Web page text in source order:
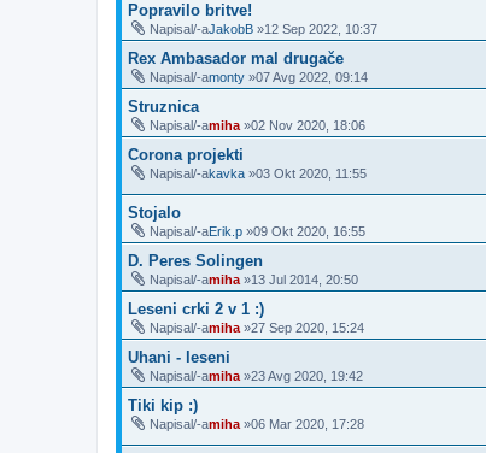
Popravilo britve!
Napisal/-aJakobB »12 Sep 2022, 10:37
Rex Ambasador mal drugače
Napisal/-amonty »07 Avg 2022, 09:14
Struznica
Napisal/-amiha »02 Nov 2020, 18:06
Corona projekti
Napisal/-akavka »03 Okt 2020, 11:55
Stojalo
Napisal/-aErik.p »09 Okt 2020, 16:55
D. Peres Solingen
Napisal/-amiha »13 Jul 2014, 20:50
Leseni crki 2 v 1 :)
Napisal/-amiha »27 Sep 2020, 15:24
Uhani - leseni
Napisal/-amiha »23 Avg 2020, 19:42
Tiki kip :)
Napisal/-amiha »06 Mar 2020, 17:28